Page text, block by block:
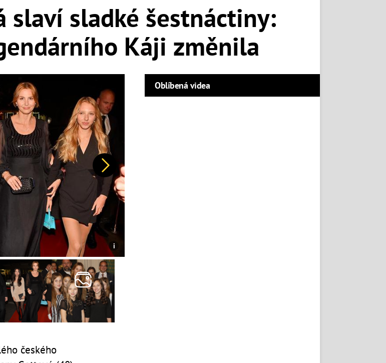
slaví sladké šestnáctiny:
Káji změnila
Další
českého
Oblíbená videa